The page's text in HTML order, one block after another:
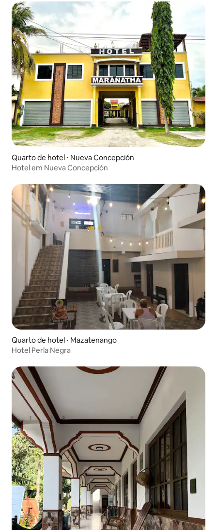
Quarto de hotel ⋅ Nueva Concepción
Hotel em Nueva Concepción
Quarto de hotel ⋅ Mazatenango
Hotel Perla Negra